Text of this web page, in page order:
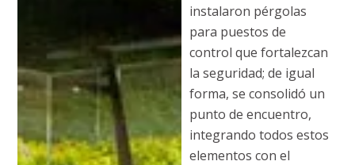
instalaron pérgolas
para puestos de
control que fortalezcan
la seguridad; de igual
forma, se consolidó un
punto de encuentro,
integrando todos estos
elementos con el